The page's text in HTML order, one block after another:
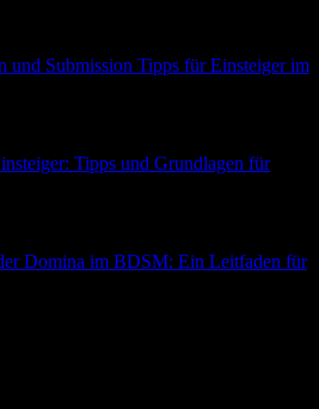
und Submission Tipps für Einsteiger im
Tipps und Grundlagen für
Domina im BDSM: Ein Leitfaden für